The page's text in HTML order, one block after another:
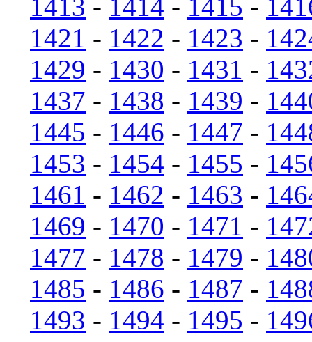
1413 - 1414 - 1415 -
1421 - 1422 - 1423 -
1429 - 1430 - 1431 -
1437 - 1438 - 1439 -
1445 - 1446 - 1447 -
1453 - 1454 - 1455 -
1461 - 1462 - 1463 -
1469 - 1470 - 1471 -
1477 - 1478 - 1479 -
1485 - 1486 - 1487 -
1493 - 1494 - 1495 -